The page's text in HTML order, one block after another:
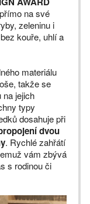
na své
zeleninu i
kouře, uhlí a
materiálu
takže se
na jejich
typy
dosahuje při
dvou
. Rychlé zahřátí
vám zbývá
s rodinou či